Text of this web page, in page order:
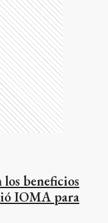
los beneficios
IOMA para